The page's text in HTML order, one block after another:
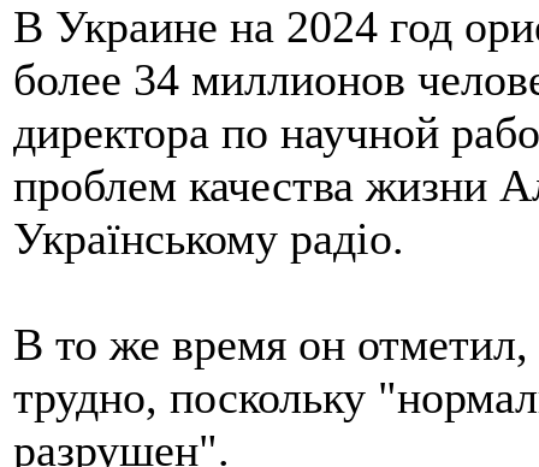
В Украине на 2024 год
более 34 миллионов
директора по научной
проблем качества жизни
Українському радіо.
В то же время он
трудно, поскольку
разрушен".